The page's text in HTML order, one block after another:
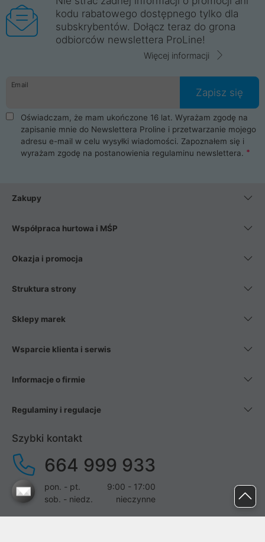
kodu rabatowego dostępnego tylko dla
subskrybentów. Dołącz teraz do grona
odbiorców newslettera ProLine!
Więcej informacji
Email
Zapisz się
Oświadczam, że mam ukończone 16 lat. Wyrażam zgodę na
zapisanie mnie do Newslettera Proline i przetwarzanie mojego
adresu e-mail w celu wysyłki wiadomości. Zapoznałem się i
wyrażam zgodę na postanowienia regulaminu newslettera.
Zakupy
Współpraca hurtowa i MŚP
Okazja i promocja
Struktura strony
Sklepy marek
Wsparcie klienta i serwis
Informacje o firmie
Regulaminy i regulacje
Szybki kontakt
664 999 933
pon. - pt.
9:00 - 17:00
sob. - niedz.
nieczynne